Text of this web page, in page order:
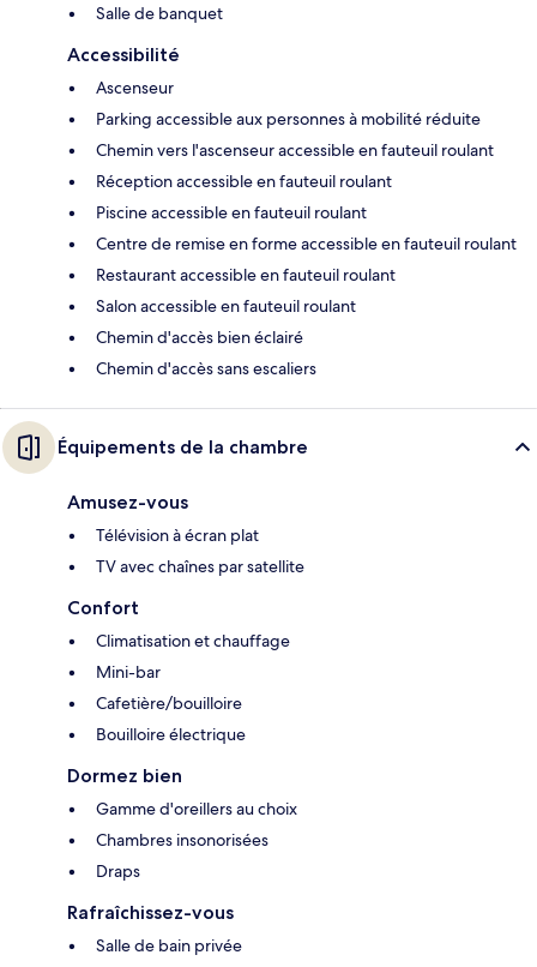
Salle de banquet
Accessibilité
Ascenseur
Parking accessible aux personnes à mobilité réduite
Chemin vers l'ascenseur accessible en fauteuil roulant
Réception accessible en fauteuil roulant
Piscine accessible en fauteuil roulant
Centre de remise en forme accessible en fauteuil roulant
Restaurant accessible en fauteuil roulant
Salon accessible en fauteuil roulant
Chemin d'accès bien éclairé
Chemin d'accès sans escaliers
Équipements de la chambre
Amusez-vous
Télévision à écran plat
TV avec chaînes par satellite
Confort
Climatisation et chauffage
Mini-bar
Cafetière/bouilloire
Bouilloire électrique
Dormez bien
Gamme d'oreillers au choix
Chambres insonorisées
Draps
Rafraîchissez-vous
Salle de bain privée